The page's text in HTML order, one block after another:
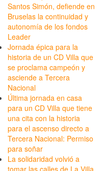
Santos Simón, defiende en
Bruselas la continuidad y
autonomía de los fondos
Leader
Jornada épica para la
historia de un CD Villa que
se proclama campeón y
asciende a Tercera
Nacional
Última jornada en casa
para un CD Villa que tiene
una cita con la historia
para el ascenso directo a
Tercera Nacional: Permiso
para soñar
La solidaridad volvió a